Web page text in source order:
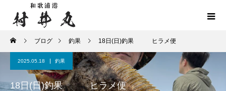
ブログ 釣果 18日(日)釣果 ヒラメ便
2025.05.18 釣果
18日(日)釣果 ヒラメ便